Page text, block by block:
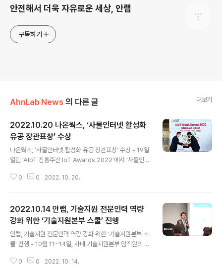
안전해서 더욱 자유로운 세상, 안랩
구독하기
AhnLab News 의 다른 글 더보기
2022.10.20 나온웍스, ‘사물인터넷 활성화
유공 장관표창’ 수상
나온웍스, ‘사물인터넷 활성화 유공 장관표창’ 수상 - 19일
열린 ‘AIoT 진흥주간 IoT Awards 2022’에서 ‘사물인터
간 원활한 통신과 데이터 수집, 모니터링을 위한 기술 및 자
의 OT보안 자회사 나온웍스(대표 이준경, www.naonw
orks.com )가 19일, 과학기술정보통신부가 주최하고 한
국지능형사물인터넷협회가 주관하는 ‘AIoT 진흥주간(AIo
T Week Korea) IoT Awards 2022’에서 ‘사물인터넷
활성화 유공 과학기술정보통신부 장관표창’을 수상했다고
밝혔다. ‘사물인터넷 활성화 유공 과학기..
0 0 2022. 10. 20.
2022.10.14 안랩, 기술지원 전문인력 역량
강화 위한 ‘기술지원본부 스쿨’ 진행
안랩, 기술지원 전문인력 역량 강화 위한 ‘기술지원본부 스
쿨’ 진행 - 10월 11~14일, 사내 기술지원본부 임직원의 보
교육세션 기획 - ▲기술지원 사례 공유 ▲안랩 솔루션 및
0 0 2022. 10. 14.